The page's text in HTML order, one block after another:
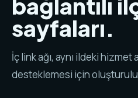
bağlantılı
sayfaları.
İç link ağı, aynı ildeki hizmet
desteklemesi için